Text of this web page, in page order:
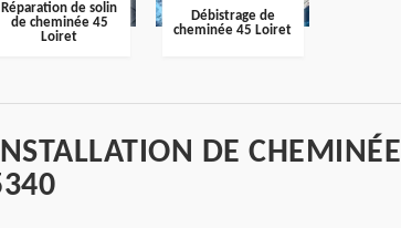
Réparation de solin
de cheminée 45
Loiret
Débistrage de
cheminée 45 Loiret
DE CHEMINÉE